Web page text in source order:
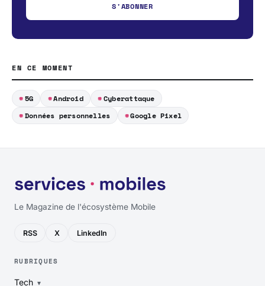
S'ABONNER
EN CE MOMENT
5G Android
Cyberattaque
Données personnelles
Google Pixel
Le Magazine de l'écosystème Mobile
RSS X LinkedIn
RUBRIQUES
Tech